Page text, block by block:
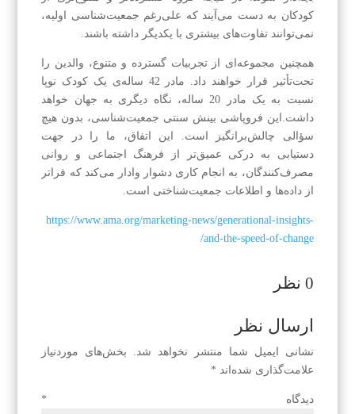
کودکان به دست می‌آیند که علی‌رغم جمعیت‌شناسی اولیه،
نمی‌توانند تفاوت‌های بیشتری با یکدیگر داشته باشند.
همچنین مجموعه‌ای از تجربیات گسترده و متنوع، والدین را
تحت‌تأثیر قرار خواهند داد. مادر 42 ساله‌ی یک کودک نوپا
نسبت به یک مادر 20 ساله، نگاه دیگری به جهان خواهد
داشت.این فروپاشی بینش سنتی جمعیت‌شناسی، بدون هیچ
سؤالی چالش‌برانگیز است. این اتفاق، ما را در جهت
دستیابی به درکی عمیق‌تر از فرهنگ اجتماعی و روانی
مصرف‌کنندگان، به انجام کاری دشوار وادار می‌کند که فراتر
از داده‌ها و اطلاعات جمعیت‌شناختی است.
https://www.ama.org/marketing-news/generational-insights-
and-the-speed-of-change/
0 نظر
ارسال نظر
نشانی ایمیل شما منتشر نخواهد شد.
بخش‌های موردنیاز
علامت‌گذاری شده‌اند *
دیدگاه *